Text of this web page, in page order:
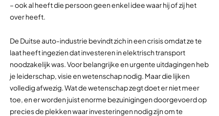
– ook al heeft die persoon geen enkel idee waar hij of zij het
over heeft.
De Duitse auto-industrie bevindt zich in een crisis omdat ze te
laat heeft ingezien dat investeren in elektrisch transport
noodzakelijk was. Voor belangrijke en urgente uitdagingen heb
je leiderschap, visie en wetenschap nodig. Maar die lijken
volledig afwezig. Wat de wetenschap zegt doet er niet meer
toe, en er worden juist enorme bezuinigingen doorgevoerd op
precies de plekken waar investeringen nodig zijn om te